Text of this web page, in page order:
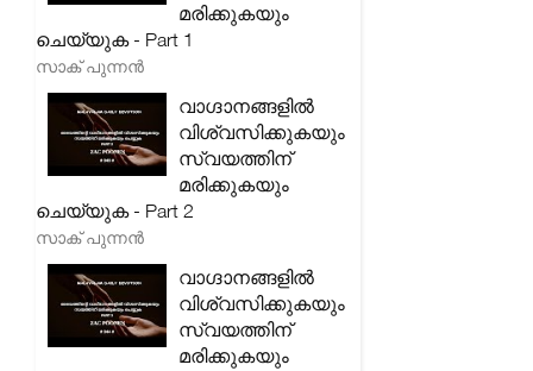
മരിക്കുകയും
ചെയ്യുക - Part 1
സാക് പുന്നൻ
വാഗ്ദാനങ്ങളിൽ
വിശ്വസിക്കുകയും
സ്വയത്തിന്
മരിക്കുകയും
ചെയ്യുക - Part 2
സാക് പുന്നൻ
വാഗ്ദാനങ്ങളിൽ
വിശ്വസിക്കുകയും
സ്വയത്തിന്
മരിക്കുകയും